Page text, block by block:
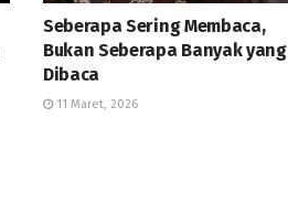
Seberapa Sering Membaca,
Bukan Seberapa Banyak yang
Dibaca
11 Maret, 2026